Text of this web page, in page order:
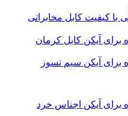
کابل مخابراتی
کابل کرمان
سیم نسوز
اجناس خرد